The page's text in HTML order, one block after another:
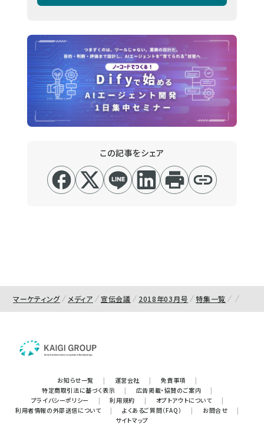
この記事をシェア
マーケティング メディア 宣伝会議 2018年03月号 特集一覧
お知らせ一覧 | 運営会社 | 免責事項
|
特定商取引法に基づく表示
| 広告掲載・協賛のご案内
|
プライバシーポリシー
| 利用規約 | オプトアウトについて
|
利用者情報の外部送信について
| よくあるご質問（FAQ） | お問合せ
|
サイトマップ